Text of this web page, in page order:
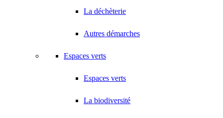
La déchèterie
Autres démarches
Espaces verts
Espaces verts
La biodiversité